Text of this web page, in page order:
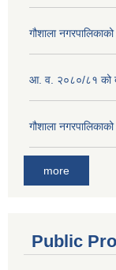
गौशाला
आ. व. २०८०/८१ को
गौशाला
more
Public